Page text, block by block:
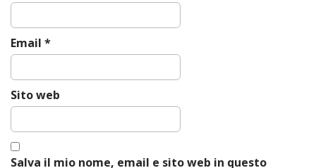
Email *
Sito web
Salva il mio nome, email e sito web in questo